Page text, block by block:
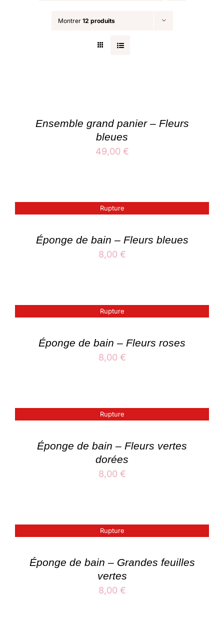
Montrer 12 produits
Ensemble grand panier – Fleurs
bleues
49,00 €
Rupture
Éponge de bain – Fleurs bleues
8,00 €
Rupture
Éponge de bain – Fleurs roses
8,00 €
Rupture
Éponge de bain – Fleurs vertes
dorées
8,00 €
Rupture
Éponge de bain – Grandes feuilles
vertes
8,00 €